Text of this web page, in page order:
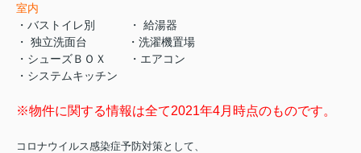
室内
・バストイレ別 ・ 給湯器
・ 独立洗面台 ・洗濯機置場
・シューズＢＯＸ ・エアコン
・システムキッチン
※物件に関する情報は全て2021年4月時点のものです。
コロナウイルス感染症予防対策として、